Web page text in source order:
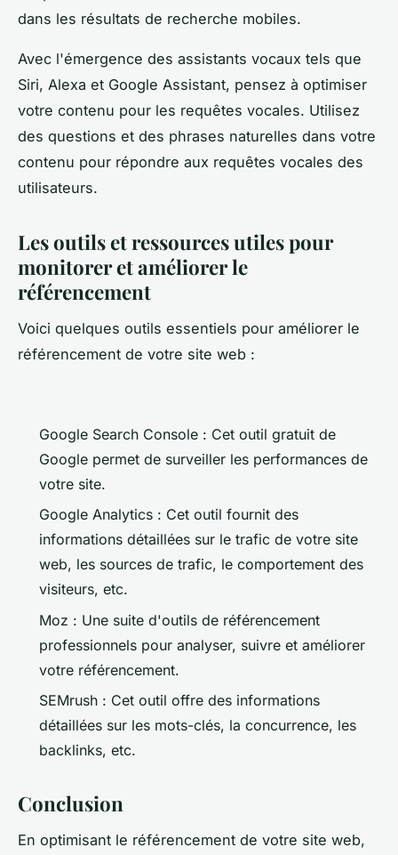
dans les résultats de recherche mobiles.
Avec l'émergence des assistants vocaux tels que
Siri, Alexa et Google Assistant, pensez à optimiser
votre contenu pour les requêtes vocales. Utilisez
des questions et des phrases naturelles dans votre
contenu pour répondre aux requêtes vocales des
utilisateurs.
Les outils et ressources utiles pour
monitorer et améliorer le
référencement
Voici quelques outils essentiels pour améliorer le
référencement de votre site web :
Google Search Console : Cet outil gratuit de
Google permet de surveiller les performances de
votre site.
Google Analytics : Cet outil fournit des
informations détaillées sur le trafic de votre site
web, les sources de trafic, le comportement des
visiteurs, etc.
Moz : Une suite d'outils de référencement
professionnels pour analyser, suivre et améliorer
votre référencement.
SEMrush : Cet outil offre des informations
détaillées sur les mots-clés, la concurrence, les
backlinks, etc.
Conclusion
En optimisant le référencement de votre site web,